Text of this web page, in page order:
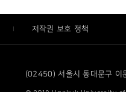
저작권 보호 정책
(02450) 서울시 동대문구